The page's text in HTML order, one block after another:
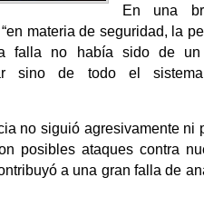
En una
materia de seguridad, la
falla no había sido de
sino de todo el
no siguió agresivamente ni
posibles ataques contra
a una gran falla de